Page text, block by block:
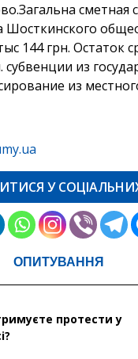
сметная
Шосткинского
144 грн. Остаток
субвенции из
из
У
ОПИТУВАННЯ
протести у